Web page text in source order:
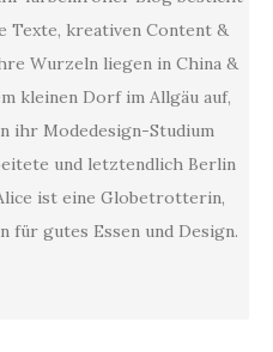
Texte, kreativen Content &
Wurzeln liegen in China &
kleinen Dorf im Allgäu auf,
ihr Modedesign-Studium
und letztendlich Berlin
ist eine Globetrotterin,
für gutes Essen und Design.